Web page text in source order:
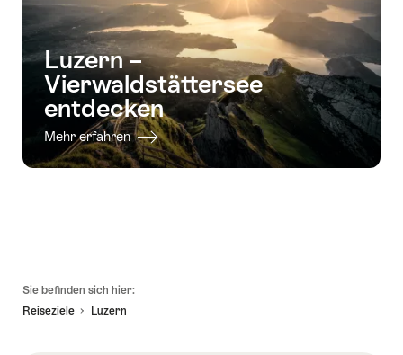
Luzern –
Vierwaldstättersee
entdecken
Mehr erfahren
Sie befinden sich hier:
Reiseziele
Luzern